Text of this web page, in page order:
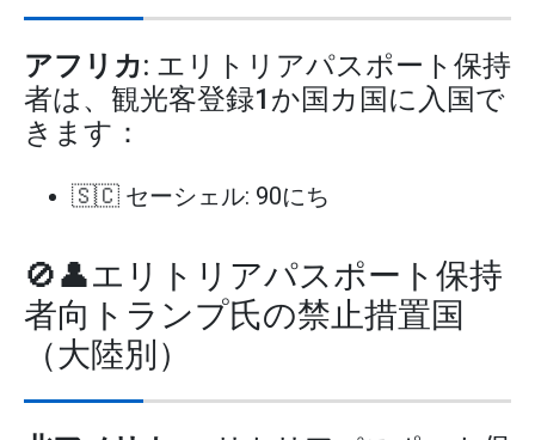
アフリカ: エリトリアパスポート保持
者は、観光客登録1か国カ国に入国で
きます：
🇸🇨 セーシェル: 90にち
🚫👤エリトリアパスポート保持
者向トランプ氏の禁止措置国
（大陸別）